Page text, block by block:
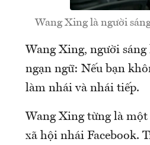
Wang Xing là người
Wang Xing, người
ngạn ngữ: Nếu bạn
làm nhái và nhái tiếp.
Wang Xing từng là
xã hội nhái Facebook.